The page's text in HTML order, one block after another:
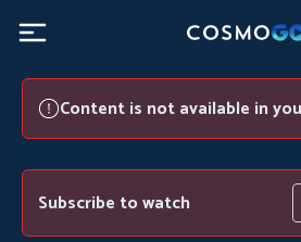
Content is not available in
Subscribe to watch